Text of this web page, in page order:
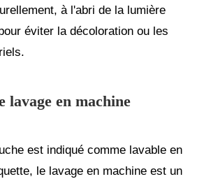
à l'abri de la lumière
éviter la décoloration ou les
lavage en machine
est indiqué comme lavable en
le lavage en machine est un